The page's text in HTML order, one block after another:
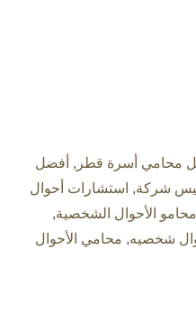
محامي أسرة قطر , أفضل
شركة, استشارات أحوال
محامو الأحوال الشخصية,
شخصيه, محامي الأحوال